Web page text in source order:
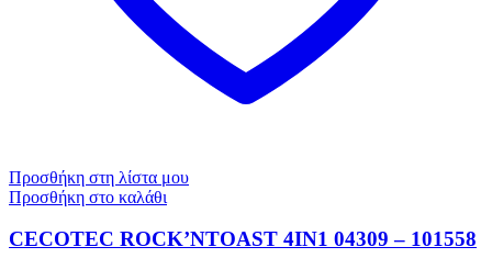
Προσθήκη στη λίστα μου
Προσθήκη στο καλάθι
CECOTEC ROCK’NTOAST 4IN1 04309 – 101558